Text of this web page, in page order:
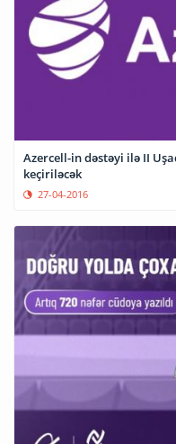
Azercell-in dəstəyi ilə II
keçiriləcək
27-04-2016